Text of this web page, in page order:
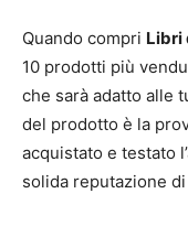
Quando compri Libri
10 prodotti più
che sarà adatto alle
del prodotto è la
acquistato e testato
solida reputazione